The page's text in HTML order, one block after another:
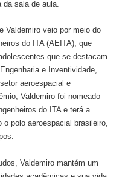
da sala de aula.
Valdemiro veio por meio do
do ITA (AEITA), que
que se destacam
e Inventividade,
aeroespacial e
Valdemiro foi nomeado
do ITA e terá a
o polo aeroespacial brasileiro,
Valdemiro mantém um